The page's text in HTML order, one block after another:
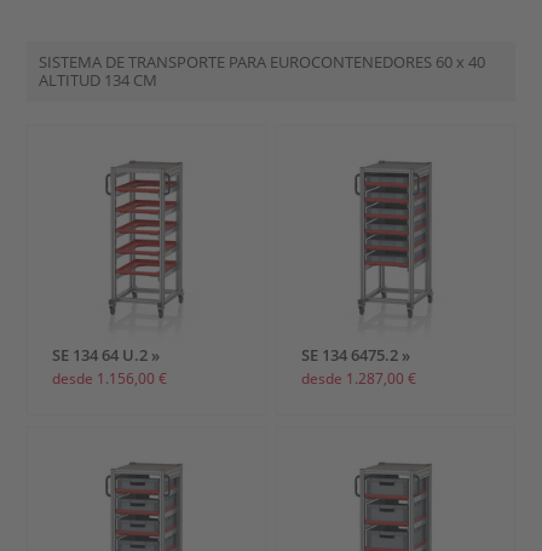
SISTEMA DE TRANSPORTE PARA EUROCONTENEDORES 60 x 40
ALTITUD 134 CM
SE 134 64 U.2 »
desde 1.156,00 €
SE 134 6475.2 »
desde 1.287,00 €